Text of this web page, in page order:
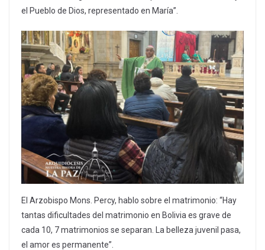
el Pueblo de Dios, representado en María”.
El Arzobispo Mons. Percy, hablo sobre el matrimonio: “Hay
tantas dificultades del matrimonio en Bolivia es grave de
cada 10, 7 matrimonios se separan. La belleza juvenil pasa,
el amor es permanente”.